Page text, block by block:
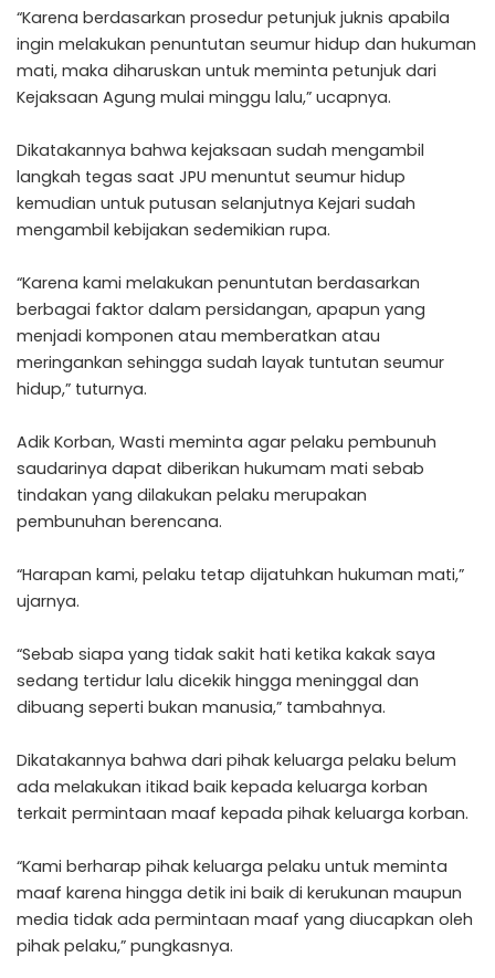
“Karena berdasarkan prosedur petunjuk juknis apabila
ingin melakukan penuntutan seumur hidup dan hukuman
mati, maka diharuskan untuk meminta petunjuk dari
Kejaksaan Agung mulai minggu lalu,” ucapnya.
Dikatakannya bahwa kejaksaan sudah mengambil
langkah tegas saat JPU menuntut seumur hidup
kemudian untuk putusan selanjutnya Kejari sudah
mengambil kebijakan sedemikian rupa.
“Karena kami melakukan penuntutan berdasarkan
berbagai faktor dalam persidangan, apapun yang
menjadi komponen atau memberatkan atau
meringankan sehingga sudah layak tuntutan seumur
hidup,” tuturnya.
Adik Korban, Wasti meminta agar pelaku pembunuh
saudarinya dapat diberikan hukumam mati sebab
tindakan yang dilakukan pelaku merupakan
pembunuhan berencana.
“Harapan kami, pelaku tetap dijatuhkan hukuman mati,”
ujarnya.
“Sebab siapa yang tidak sakit hati ketika kakak saya
sedang tertidur lalu dicekik hingga meninggal dan
dibuang seperti bukan manusia,” tambahnya.
Dikatakannya bahwa dari pihak keluarga pelaku belum
ada melakukan itikad baik kepada keluarga korban
terkait permintaan maaf kepada pihak keluarga korban.
“Kami berharap pihak keluarga pelaku untuk meminta
maaf karena hingga detik ini baik di kerukunan maupun
media tidak ada permintaan maaf yang diucapkan oleh
pihak pelaku,” pungkasnya.